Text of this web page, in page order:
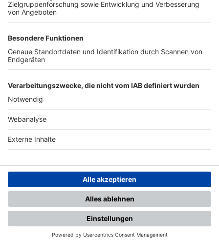
TOP-PARTNER
Nutzungsbedingungen Datenschutz Impressum